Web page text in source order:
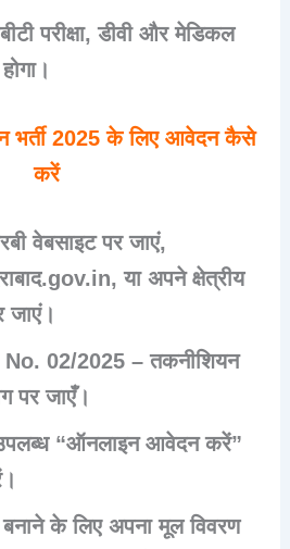
परीक्षा, डीवी और मेडिकल
भर्ती 2025 के लिए आवेदन कैसे
करें
वेबसाइट पर जाएं,
या अपने क्षेत्रीय
जाएं।
No. 02/2025 – तकनीशियन
पर जाएँ।
“ऑनलाइन आवेदन करें”
के लिए अपना मूल विवरण